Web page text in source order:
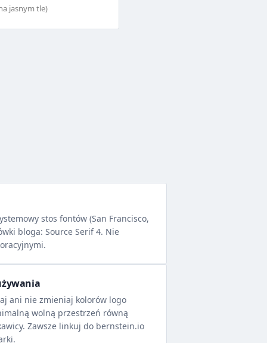
jasnym tle)
stos fontów (San Francisco,
bloga: Source Serif 4. Nie
ani nie zmieniaj kolorów logo
wolną przestrzeń równą
Zawsze linkuj do bernstein.io